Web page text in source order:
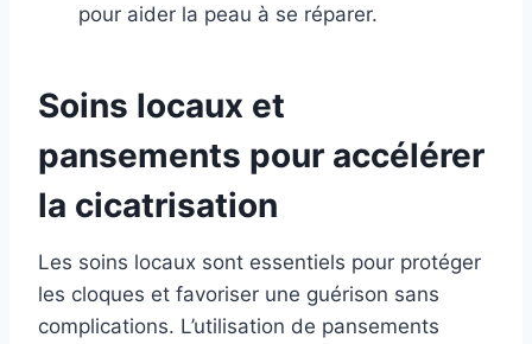
pour aider la peau à se réparer.
Soins locaux et
pansements pour accélérer
la cicatrisation
Les soins locaux sont essentiels pour protéger
les cloques et favoriser une guérison sans
complications. L’utilisation de pansements